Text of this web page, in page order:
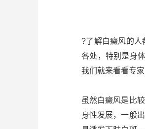
?了解白癜风的人
各处，特别是身
我们就来看看专家
虽然白癜风是比
身性发展，一般